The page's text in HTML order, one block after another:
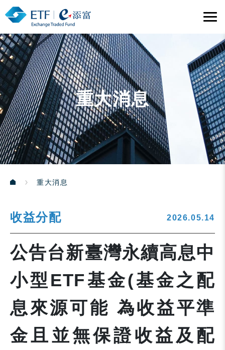
重大消息
重大消息
收益分配 2026.05.14
公告台新臺灣永續高息中
小型ETF基金(基金之配
息來源可能 為收益平準
金且並無保證收益及配